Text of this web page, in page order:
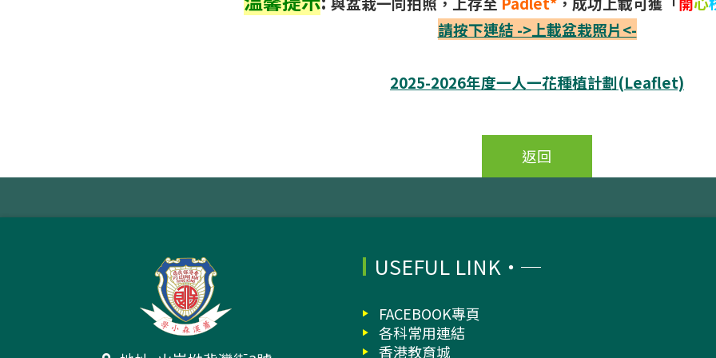
請按下連結 ->上載盆栽照片<-
2025-2026年度一人一花種植計劃(Leaflet)
返回
USEFUL LINK
FACEBOOK專頁
各科常用連結
香港教育城